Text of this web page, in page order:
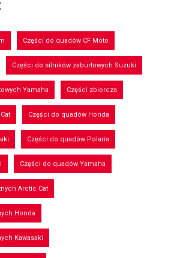
Części do quadów CF Moto
Części do silników zaburtowych Suzuki
Yamaha Części zbiorcza
Części do quadów Honda
Części do quadów Polaris
Części do quadów Yamaha
Arctic Cat
Honda
Kawasaki